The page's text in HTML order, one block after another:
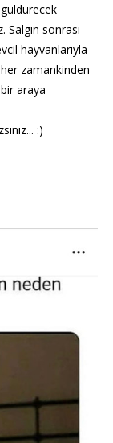
sonrası
hayvanlarıyla
zamankinden
araya
:)